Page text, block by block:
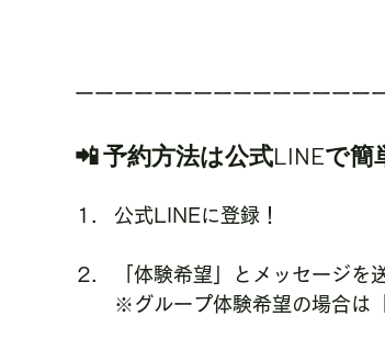
ーーーーーーーーーーーーーーー
📲 予約方法は公式LINEで簡
公式LINEに登録！
「体験希望」とメッセージを
※グループ体験希望の場合は